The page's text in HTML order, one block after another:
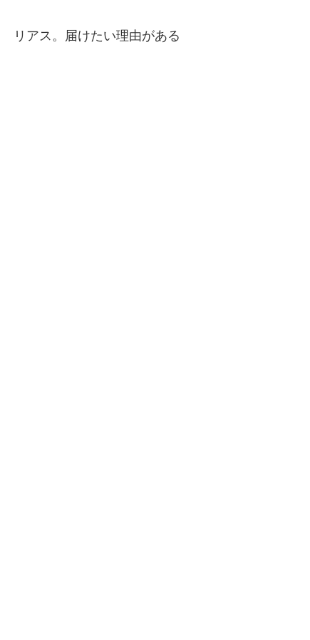
リアス。届けたい理由がある